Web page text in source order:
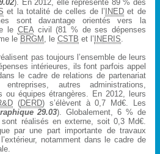
). En 2012, elle représente 89 % des
et la totalité de celles de l’ INED et de
sont davantage orientés vers la
le CEAcivil (81 % de ses dépenses
le BRGM , leCSTB et l’ INERIS
pas toujours l’ensemble de leurs
intérieures, ils font parfois appel
le cadre de relations de partenariat
autres administrations,
ou équipes étrangères. En 2012, leurs
(DERD) s’élèvent à 0,7 Md€. Les
29.03). Globalement, 6 % de
réalisés en externe, soit 0,3 Md€.
par une part importante de travaux
notamment dans le cadre de